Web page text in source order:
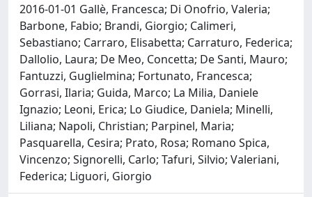
2016-01-01 Gallè, Francesca; Di Onofrio, Valeria;
Barbone, Fabio; Brandi, Giorgio; Calimeri,
Sebastiano; Carraro, Elisabetta; Carraturo, Federica;
Dallolio, Laura; De Meo, Concetta; De Santi, Mauro;
Fantuzzi, Guglielmina; Fortunato, Francesca;
Gorrasi, Ilaria; Guida, Marco; La Milia, Daniele
Ignazio; Leoni, Erica; Lo Giudice, Daniela; Minelli,
Liliana; Napoli, Christian; Parpinel, Maria;
Pasquarella, Cesira; Prato, Rosa; Romano Spica,
Vincenzo; Signorelli, Carlo; Tafuri, Silvio; Valeriani,
Federica; Liguori, Giorgio